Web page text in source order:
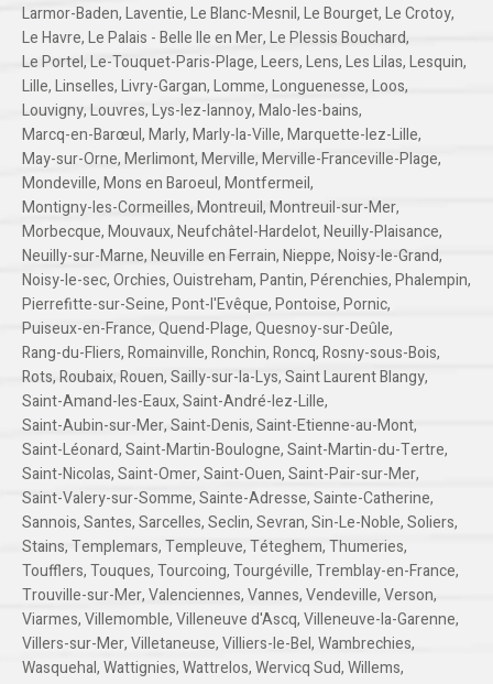
Larmor-Baden,Laventie,Le Blanc-Mesnil,Le Bourget,Le Crotoy,
Le Havre,Le Palais - Belle Ile en Mer,Le Plessis Bouchard,
Le Portel,Le-Touquet-Paris-Plage,Leers,Lens,Les Lilas,Lesquin,
Lille,Linselles,Livry-Gargan,Lomme,Longuenesse,Loos,
Louvigny,Louvres,Lys-lez-lannoy,Malo-les-bains,
Marcq-en-Barœul,Marly,Marly-la-Ville,Marquette-lez-Lille,
May-sur-Orne,Merlimont,Merville,Merville-Franceville-Plage,
Mondeville,Mons en Baroeul,Montfermeil,
Montigny-les-Cormeilles,Montreuil,Montreuil-sur-Mer,
Morbecque,Mouvaux,Neufchâtel-Hardelot,Neuilly-Plaisance,
Neuilly-sur-Marne,Neuville en Ferrain,Nieppe,Noisy-le-Grand,
Noisy-le-sec,Orchies,Ouistreham,Pantin,Pérenchies,Phalempin,
Pierrefitte-sur-Seine,Pont-l'Evêque,Pontoise,Pornic,
Puiseux-en-France,Quend-Plage,Quesnoy-sur-Deûle,
Rang-du-Fliers,Romainville,Ronchin,Roncq,Rosny-sous-Bois,
Rots,Roubaix,Rouen,Sailly-sur-la-Lys,Saint Laurent Blangy,
Saint-Amand-les-Eaux,Saint-André-lez-Lille,
Saint-Aubin-sur-Mer,Saint-Denis,Saint-Etienne-au-Mont,
Saint-Léonard,Saint-Martin-Boulogne,Saint-Martin-du-Tertre,
Saint-Nicolas,Saint-Omer,Saint-Ouen,Saint-Pair-sur-Mer,
Saint-Valery-sur-Somme,Sainte-Adresse,Sainte-Catherine,
Sannois,Santes,Sarcelles,Seclin,Sevran,Sin-Le-Noble,Soliers,
Stains,Templemars,Templeuve,Téteghem,Thumeries,
Toufflers,Touques,Tourcoing,Tourgéville,Tremblay-en-France,
Trouville-sur-Mer,Valenciennes,Vannes,Vendeville,Verson,
Viarmes,Villemomble,Villeneuve d'Ascq,Villeneuve-la-Garenne,
Villers-sur-Mer,Villetaneuse,Villiers-le-Bel,Wambrechies,
Wasquehal,Wattignies,Wattrelos,Wervicq Sud,Willems,